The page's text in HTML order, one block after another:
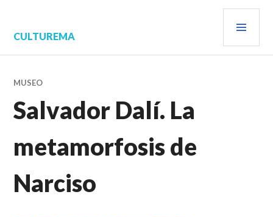
contenido.
CULTUREMA
MUSEO
Salvador Dalí. La
metamorfosis de
Narciso